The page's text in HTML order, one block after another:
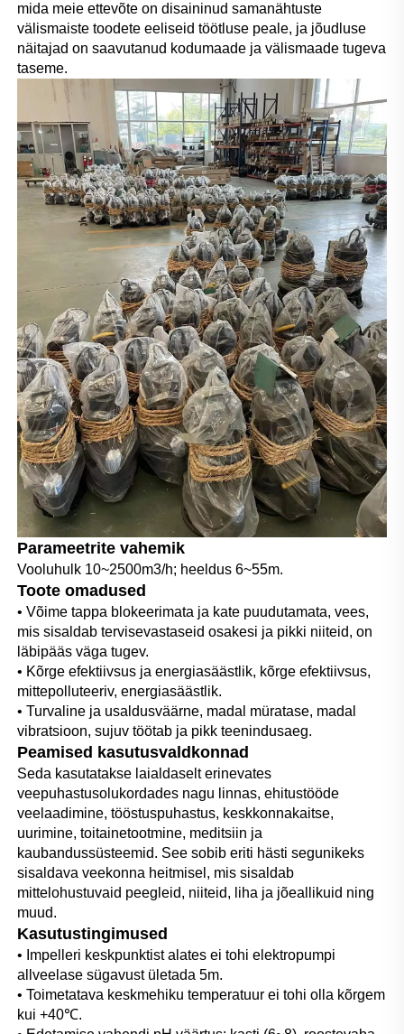
mida meie ettevõte on disaininud samanähtuste
välismaiste toodete eeliseid töötluse peale, ja jõudluse
näitajad on saavutanud kodumaade ja välismaade tugeva
taseme.
Parameetrite vahemik
Vooluhulk 10~2500m3/h; heeldus 6~55m.
Toote omadused
• Võime tappa blokeerimata ja kate puudutamata, vees,
mis sisaldab tervisevastaseid osakesi ja pikki niiteid, on
läbipääs väga tugev.
• Kõrge efektiivsus ja energiasäästlik, kõrge efektiivsus,
mittepolluteeriv, energiasäästlik.
• Turvaline ja usaldusväärne, madal müratase, madal
vibratsioon, sujuv töötab ja pikk teenindusaeg.
Peamised kasutusvaldkonnad
Seda kasutatakse laialdaselt erinevates
veepuhastusolukordades nagu linnas, ehitustööde
veelaadimine, tööstuspuhastus, keskkonnakaitse,
uurimine, toitainetootmine, meditsiin ja
kaubandussüsteemid. See sobib eriti hästi segunikeks
sisaldava veekonna heitmisel, mis sisaldab
mittelohustuvaid peegleid, niiteid, liha ja jõeallikuid ning
muud.
Kasutustingimused
• Impelleri keskpunktist alates ei tohi elektropumpi
allveelase sügavust ületada 5m.
• Toimetatava keskmehiku temperatuur ei tohi olla kõrgem
kui +40℃.